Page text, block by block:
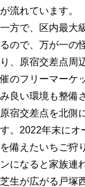
が流れています。
一方で、区内最大
るので、万が一の
り、原宿交差点周
催のフリーマーケ
み良い環境も整備
原宿交差点を北側
す。2022年末にオ
を備えたいちご狩
ンになると家族連
芝生が広がる戸塚